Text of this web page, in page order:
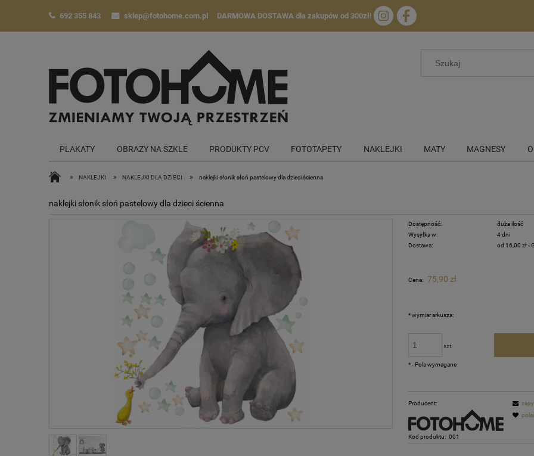
692 355 843 sklep@fotohome.com.pl DARMOWA DOSTAWA dla zakupów od 300zł!
PLAKATY OBRAZY NA SZKLE PRODUKTY PCV FOTOTAPETY NAKLEJKI MATY MAGNESY
» NAKLEJKI » NAKLEJKI DLA DZIECI » naklejki słonik słoń pastelowy dla dzieci ścienna
naklejki słonik słoń pastelowy dla dzieci ścienna
Dostępność:
duża ilość
Wysyłka w:
4 dni
Dostawa:
od 16,00 zł-
płatności
Cena: 75,90 zł
*wymiar arkusza:
szt.
*- Pole wymagane
Producent:
Kod produktu: 001